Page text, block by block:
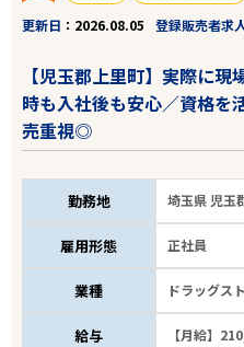
更新日
2026.08.05 登録販売者求
【児玉郡上里町】実際に
時も入社後も安心／資格を
売重視◎
勤務地 埼玉県 児
雇用形態 正社員
業種 ドラッグス
給与
【月給】